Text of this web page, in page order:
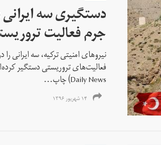
دستگیری سه ایرانی
جرم فعالیت
نیروهای امنیتی ترکیه، سه ایرانی
Daily News) چاپ...
۱۴ شهریور ۱۳۹۶